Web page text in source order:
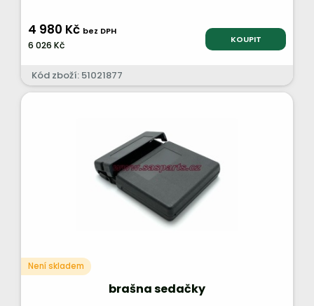
4 980 Kč bez DPH
6 026 Kč KOUPIT
Kód zboží: 51021877
Není skladem
brašna sedačky